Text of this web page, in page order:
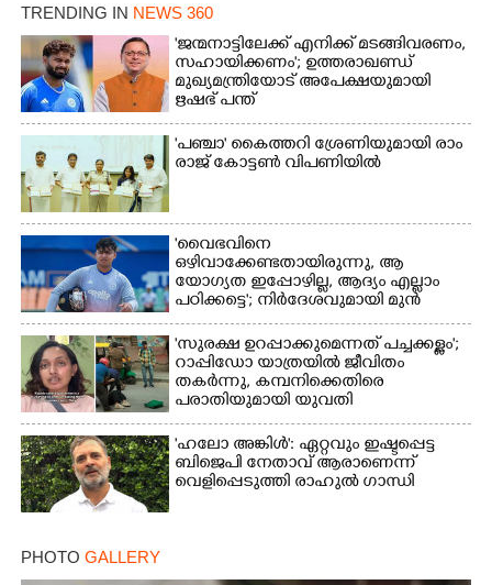
TRENDING IN NEWS 360
'ജന്മനാട്ടിലേക്ക് എനിക്ക് മടങ്ങിവരണം,
സഹായിക്കണം'; ഉത്തരാഖണ്ഡ്
മുഖ്യമന്ത്രിയോട് അപേക്ഷയുമായി
ഋഷഭ് പന്ത്
'​പ​ഞ്ചാ​'​ ​കൈ​ത്ത​റി​ ​ശ്രേ​ണി​യു​മാ​യി​ ​രാം​
രാ​ജ് ​കോ​ട്ടൺ വിപണിയിൽ
'വൈഭവിനെ
ഒഴിവാക്കേണ്ടതായിരുന്നു,​ ആ
യോഗ്യത ഇപ്പോഴില്ല, ആദ്യം എല്ലാം
പഠിക്കട്ടെ'; നിർദേശവുമായി മുൻ
ക്രിക്കറ്റ് താരം
'സുരക്ഷ ഉറപ്പാക്കുമെന്നത് പച്ചക്കള്ളം';
റാപ്പിഡോ യാത്രയിൽ ജീവിതം
തകർന്നു, കമ്പനിക്കെതിരെ
പരാതിയുമായി യുവതി
'ഹലോ അങ്കിൾ': ഏറ്റവും ഇഷ്ടപ്പെട്ട
ബിജെപി നേതാവ് ആരാണെന്ന്
വെളിപ്പെടുത്തി രാഹുൽ ഗാന്ധി
PHOTO GALLERY